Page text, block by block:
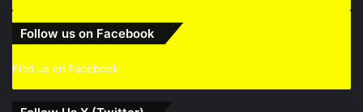
Follow us on Facebook
Find us on Facebook